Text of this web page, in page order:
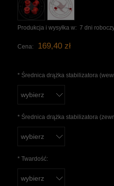
Produkcja i wysyłka w: 7 dni
Cena: 169,40 zł
* Średnica drążka stabilizatora
* Średnica drążka stabilizatora
* Twardość: